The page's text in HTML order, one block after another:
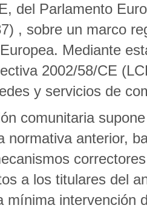
del Parlamento
, sobre un marco
Mediante
2002/58/CE
y servicios de
comunitaria
normativa anterior,
a los titulares del
mínima intervención